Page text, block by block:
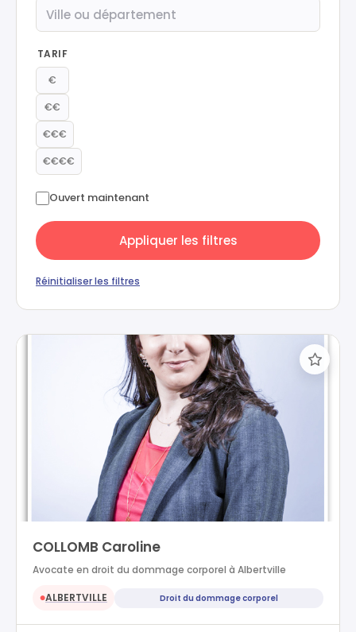
TARIF
€
€€
€€€
€€€€
Ouvert maintenant
Appliquer les filtres
Réinitialiser les filtres
COLLOMB Caroline
Avocate en droit du dommage corporel à Albertville
●ALBERTVILLE Droit du dommage corporel